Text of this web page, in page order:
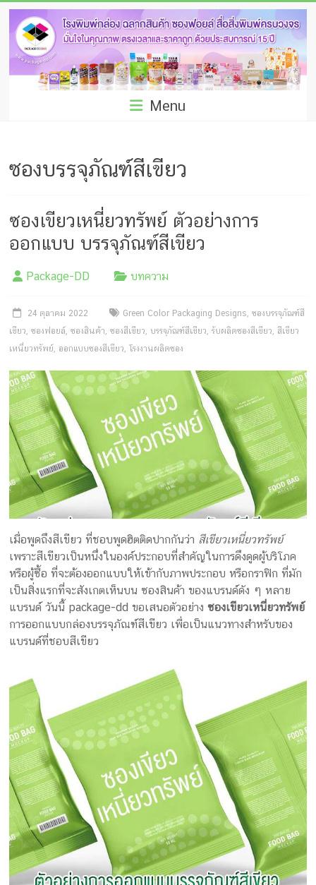
Skip
content
โรง
พิมพ์
กล่อง
ผลิต
ซอง
ฟอยล์
รับ
ผลิต
ครีม
บรรจุ
ภัณฑ์
ฉลาก
ครบ
วงจร
ผลิต
ซอง
ฟอยล์
รับ
ผลิต
กล่อง
รับ
ผลิต
กล่อง
ครีม
กล่อง
Packaging
Design
รับ
ผลิต
กล่อง
เซ็ต
รับ
ผลิต
กล่อง
เครื่อง
Menu
ซองบรรจุภัณฑ์สีเขียว
ซองเขียวเหนี่ยวทรัพย์ ตัวอย่างการ
ออกแบบ บรรจุภัณฑ์สีเขียว
Package-DD บทความ
24 ตุลาคม 2022 Green Color Packaging Designs,ซองบรรจุภัณฑ์สี
เขียว,ซองฟอยล์,ซองสินค้า,ซองสีเขียว, บรรจุภัณฑ์สีเขียว,รับผลิตซองสีเขียว, สีเขียว
เหนี่ยวทรัพย์, ออกแบบซองสีเขียว,โรงงานผลิตซอง
เมื่อพูดถึงสีเขียว ที่ชอบพูดฮิตติดปากกันว่า สีเขียวเหนี่ยวทรัพย์
เพราะสีเขียวเป็นหนึ่งในองค์ประกอบที่สำคัญในการดึงดูดผู้บริโภค
หรือผู้ซื้อ ที่จะต้องออกแบบให้เข้ากับภาพประกอบ หรือกราฟิก ที่มัก
เป็นสิ่งแรกที่จะสังเกตเห็นบน ซองสินค้า ของแบรนด์ดัง ๆ หลาย
แบรนด์ วันนี้ package-dd ขอเสนอตัวอย่างซองเขียวเหนี่ยวทรัพย์
การออกแบบกล่องบรรจุภัณฑ์สีเขียว เพื่อเป็นแนวทางสำหรับของ
แบรนด์ที่ชอบสีเขียว